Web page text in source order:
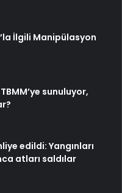
İlgili Manipülasyon
sunuluyor,
edildi: Yangınları
atları saldılar